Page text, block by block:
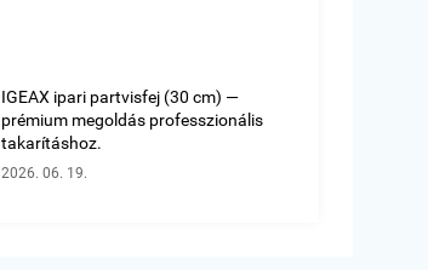
IGEAX ipari partvisfej (30 cm) —
prémium megoldás professzionális
takarításhoz.
2026. 06. 19.